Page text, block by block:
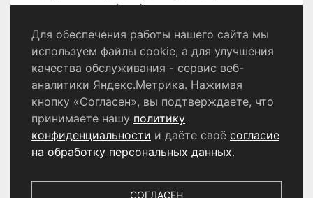
по телефону 8 (496) 566-80-18.
Политика конфиденциальности
Согласие на обработку персональных данных
© 2024 - 2026 Сетевое издание «Информационный
портал Щёлково». Свидетельство о регистрации СМИ
Выдано Федеральной службой по надзору в сфере
связи, информационных технологий и массовых
Для обеспечения работы нашего сайта мы
используем файлы cookie, а для улучшения
качества обслуживания - сервис веб-
аналитики Яндекс.Метрика. Нажимая
кнопку «Согласен», вы подтверждаете, что
принимаете нашу политику
конфиденциальности и даёте своё согласие
на обработку персональных данных.
СОГЛАСЕН